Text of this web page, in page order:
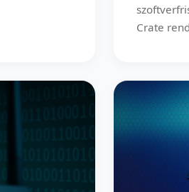
Crate